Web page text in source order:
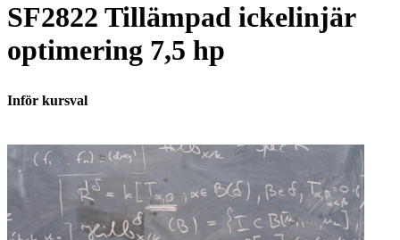
SF2822 Tillämpad ickelinjär
optimering 7,5 hp
Inför kursval